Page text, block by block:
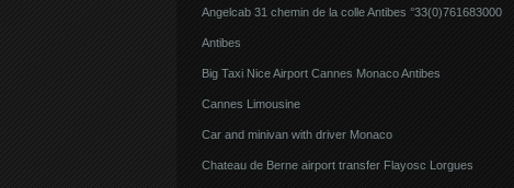
Angelcab 31 chemin de la colle Antibes °33(0)761683000
Antibes
Big Taxi Nice Airport Cannes Monaco Antibes
Cannes Limousine
Car and minivan with driver Monaco
Chateau de Berne airport transfer Flayosc Lorgues